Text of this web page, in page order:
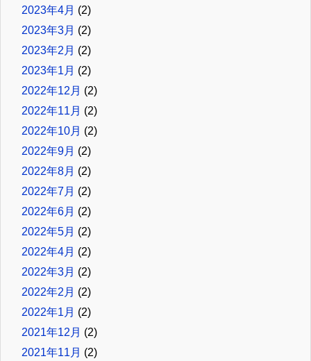
2023年4月 (2)
2023年3月 (2)
2023年2月 (2)
2023年1月 (2)
2022年12月 (2)
2022年11月 (2)
2022年10月 (2)
2022年9月 (2)
2022年8月 (2)
2022年7月 (2)
2022年6月 (2)
2022年5月 (2)
2022年4月 (2)
2022年3月 (2)
2022年2月 (2)
2022年1月 (2)
2021年12月 (2)
2021年11月 (2)